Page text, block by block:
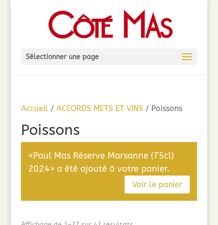
Sélectionner une page
Accueil/ ACCORDS METS ET VINS/ Poissons
Poissons
«Paul Mas Réserve Marsanne (75cl)
2024» a été ajouté à votre panier.
Voir le panier